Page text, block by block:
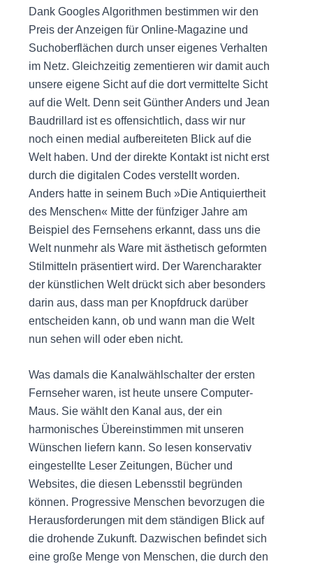
Dank Googles Algorithmen bestimmen wir den
Preis der Anzeigen für Online-Magazine und
Suchoberflächen durch unser eigenes Verhalten
im Netz. Gleichzeitig zementieren wir damit auch
unsere eigene Sicht auf die dort vermittelte Sicht
auf die Welt. Denn seit Günther Anders und Jean
Baudrillard ist es offensichtlich, dass wir nur
noch einen medial aufbereiteten Blick auf die
Welt haben. Und der direkte Kontakt ist nicht erst
durch die digitalen Codes verstellt worden.
Anders hatte in seinem Buch »Die Antiquiertheit
des Menschen« Mitte der fünfziger Jahre am
Beispiel des Fernsehens erkannt, dass uns die
Welt nunmehr als Ware mit ästhetisch geformten
Stilmitteln präsentiert wird. Der Warencharakter
der künstlichen Welt drückt sich aber besonders
darin aus, dass man per Knopfdruck darüber
entscheiden kann, ob und wann man die Welt
nun sehen will oder eben nicht.
Was damals die Kanalwählschalter der ersten
Fernseher waren, ist heute unsere Computer-
Maus. Sie wählt den Kanal aus, der ein
harmonisches Übereinstimmen mit unseren
Wünschen liefern kann. So lesen konservativ
eingestellte Leser Zeitungen, Bücher und
Websites, die diesen Lebensstil begründen
können. Progressive Menschen bevorzugen die
Herausforderungen mit dem ständigen Blick auf
die drohende Zukunft. Dazwischen befindet sich
eine große Menge von Menschen, die durch den